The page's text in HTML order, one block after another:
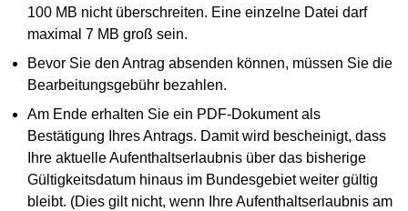
100 MB nicht überschreiten. Eine einzelne Datei darf
maximal 7 MB groß sein.
Bevor Sie den Antrag absenden können, müssen Sie die
Bearbeitungsgebühr bezahlen.
Am Ende erhalten Sie ein PDF-Dokument als
Bestätigung Ihres Antrags. Damit wird bescheinigt, dass
Ihre aktuelle Aufenthaltserlaubnis über das bisherige
Gültigkeitsdatum hinaus im Bundesgebiet weiter gültig
bleibt. (Dies gilt nicht, wenn Ihre Aufenthaltserlaubnis am